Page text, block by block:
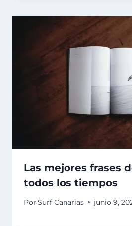
Las mejores frases
todos los tiempos
Por Surf Canarias junio 9,